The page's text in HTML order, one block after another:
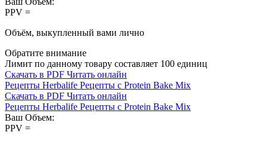
PPV =
Объём, выкупленный вами лично
Обратите внимание
Лимит по данному товару составляет 100 единиц
Скачать в PDF Читать онлайн
Рецепты Herbalife Рецепты с Protein Bake Mix
Скачать в PDF Читать онлайн
Рецепты Herbalife Рецепты с Protein Bake Mix
Ваш Объем:
PPV =